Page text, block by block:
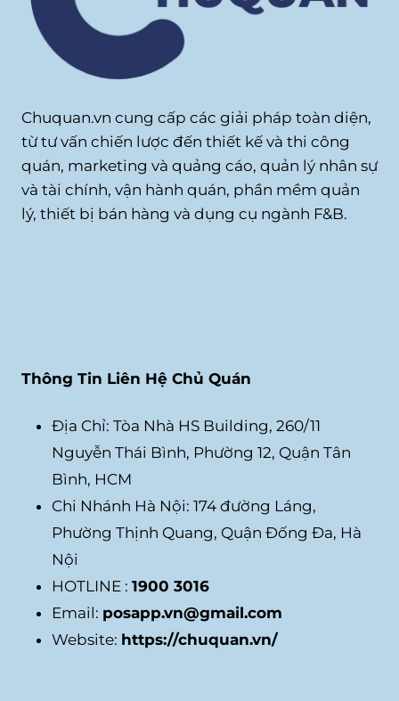
Chuquan.vn cung cấp các giải pháp toàn diện,
từ tư vấn chiến lược đến thiết kế và thi công
quán, marketing và quảng cáo, quản lý nhân sự
và tài chính, vận hành quán, phần mềm quản
lý, thiết bị bán hàng và dụng cụ ngành F&B.
Thông Tin Liên Hệ Chủ Quán
Địa Chỉ: Tòa Nhà HS Building, 260/11
Nguyễn Thái Bình, Phường 12, Quận Tân
Bình, HCM
Chi Nhánh Hà Nội: 174 đường Láng,
Phường Thịnh Quang, Quận Đống Đa, Hà
Nội
HOTLINE : 1900 3016
Email: posapp.vn@gmail.com
Website: https://chuquan.vn/